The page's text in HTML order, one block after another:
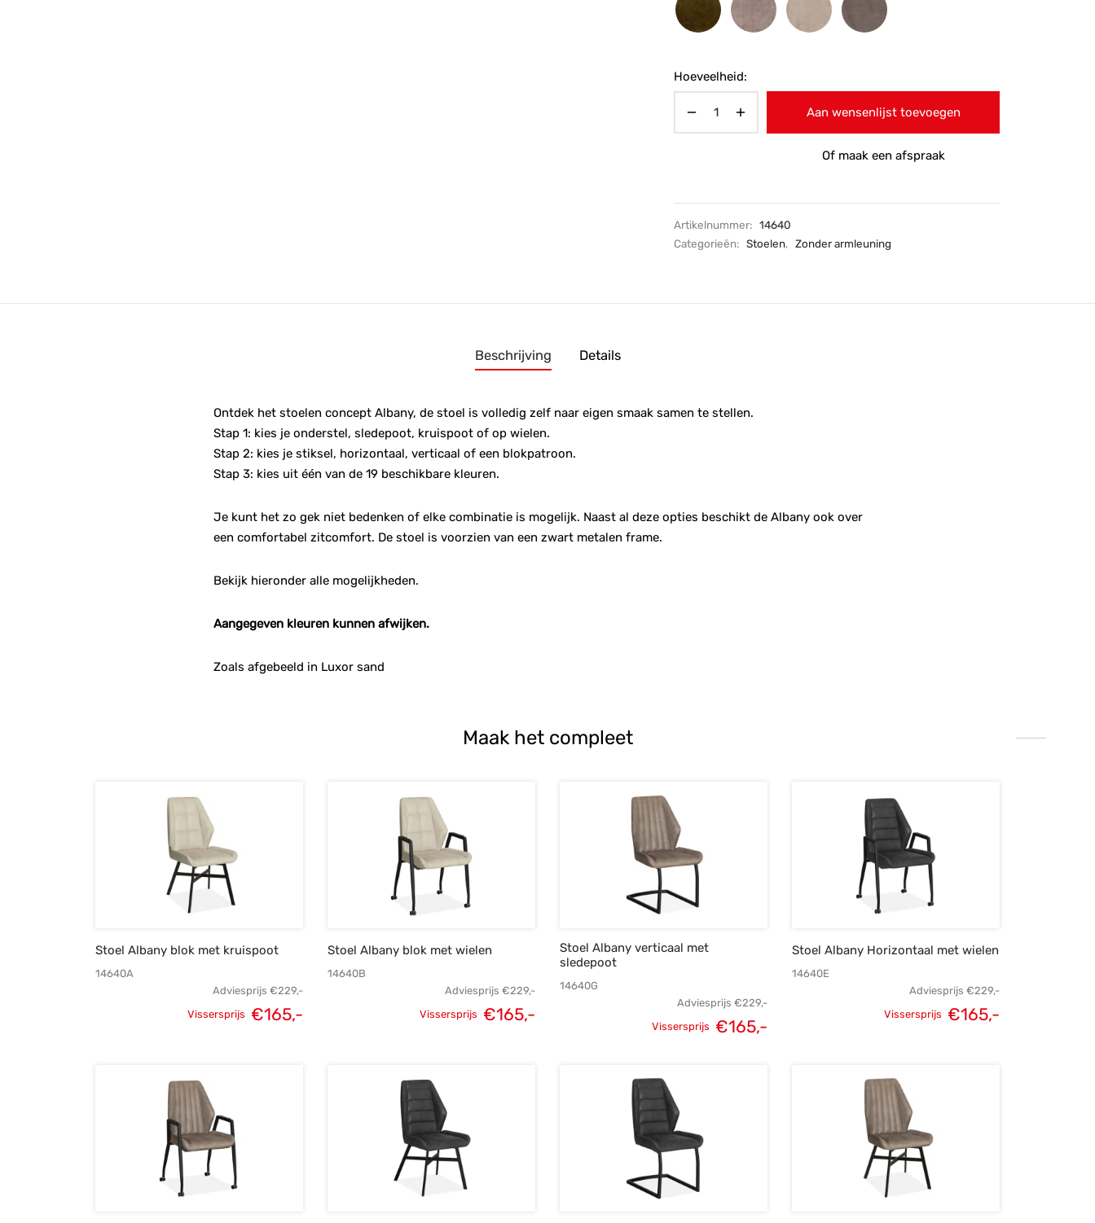
Hoeveelheid:
Aan wensenlijst toevoegen
Of maak een afspraak
Artikelnummer: 14640
Categorieën: Stoelen, Zonder armleuning
Beschrijving Details
Ontdek het stoelen concept Albany, de stoel is volledig zelf naar eigen smaak samen te stellen.
Stap 1: kies je onderstel, sledepoot, kruispoot of op wielen.
Stap 2: kies je stiksel, horizontaal, verticaal of een blokpatroon.
Stap 3: kies uit één van de 19 beschikbare kleuren.
Je kunt het zo gek niet bedenken of elke combinatie is mogelijk. Naast al deze opties beschikt de Albany ook over
een comfortabel zitcomfort. De stoel is voorzien van een zwart metalen frame.
Bekijk hieronder alle mogelijkheden.
Aangegeven kleuren kunnen afwijken.
Zoals afgebeeld in Luxor sand
Maak het compleet
Stoel Albany blok met kruispoot
14640A
Adviesprijs €229,-
Oorspronkelijke
Vissersprijs €165,-
Stoel Albany blok met wielen
14640B
Adviesprijs €229,-
Oorspronkelijke
Vissersprijs €165,-
Stoel Albany verticaal met
sledepoot
14640G
Adviesprijs €229,-
Oorspronkelijke
Vissersprijs €165,-
Stoel Albany Horizontaal met wielen
14640E
Adviesprijs €229,-
Oorspronkelijke
Vissersprijs €165,-